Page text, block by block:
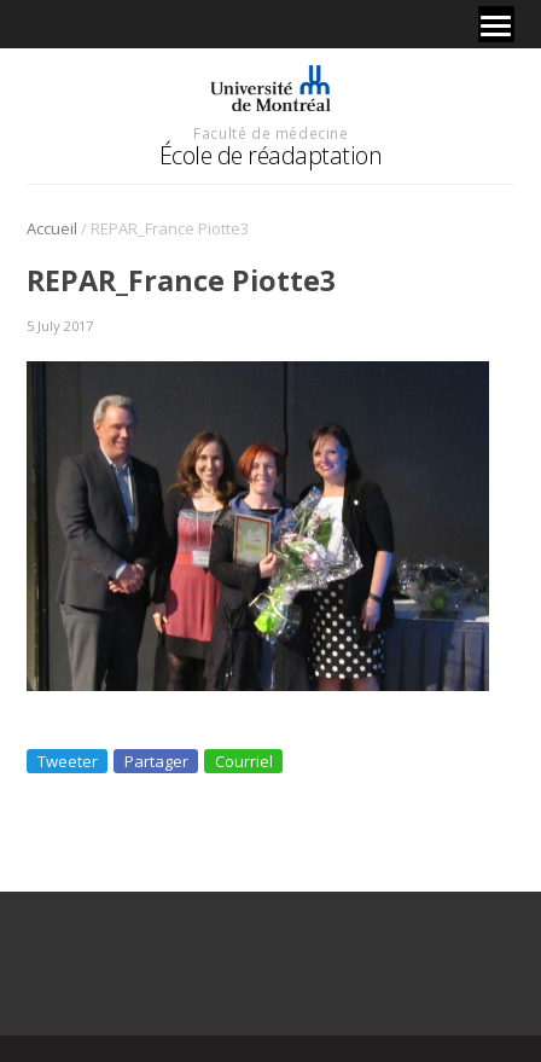
Faculté de médecine
École de réadaptation
Accueil / REPAR_France Piotte3
REPAR_France Piotte3
5 July 2017
Tweeter Partager Courriel